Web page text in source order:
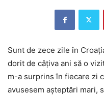
Sunt de zece zile în
dorit de câțiva ani să o
m-a surprins în fiecare zi
avusesem așteptări mari,